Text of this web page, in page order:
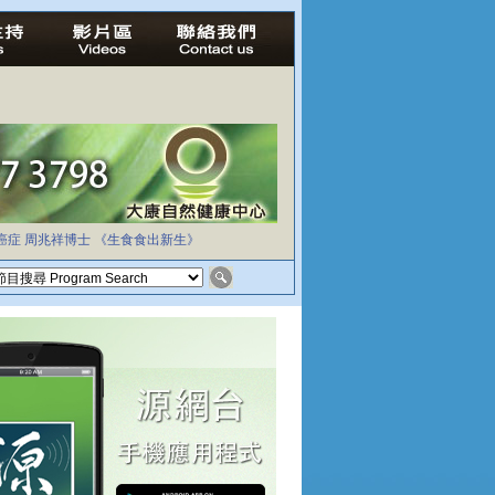
症 周兆祥博士 《生食食出新生》